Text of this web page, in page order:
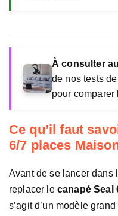
d
o
n
À consulter
de nos tests de
pour comparer
Ce qu’il faut
6/7 places
Avant de se lancer dans
replacer le canapé Seal
s’agit d’un modèle